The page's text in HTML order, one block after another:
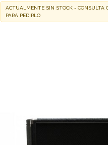
ACTUALMENTE SIN STOCK - CONSULTA
PARA PEDIRLO